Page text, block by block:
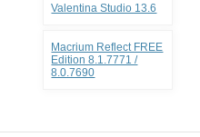
Valentina Studio 13.6
Macrium Reflect FREE
Edition 8.1.7771 /
8.0.7690